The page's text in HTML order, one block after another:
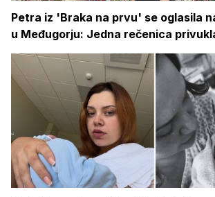
Petra iz 'Braka na prvu' se oglasila
u Međugorju: Jedna rečenica